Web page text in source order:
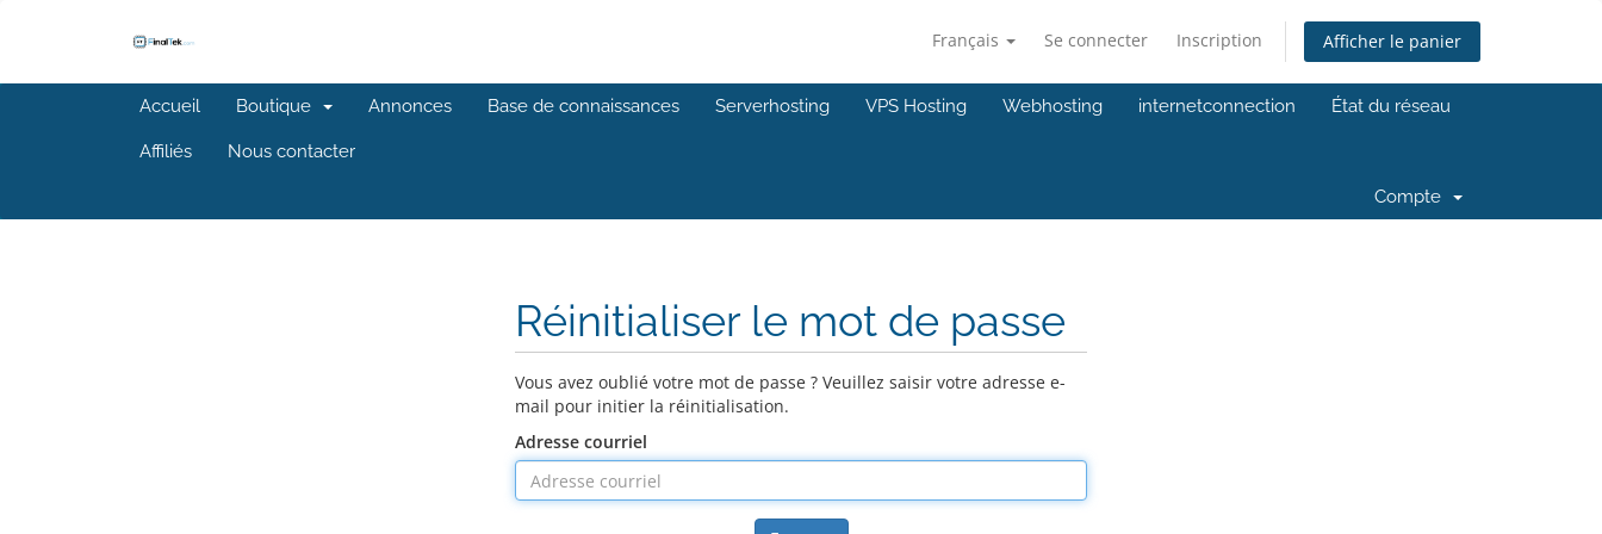
Français Se connecter Inscription Afficher le panier
Accueil Boutique Annonces Base de connaissances Serverhosting VPS Hosting Webhosting internetconnection État du réseau
Affiliés Nous contacter
Compte
Réinitialiser le mot de passe
Vous avez oublié votre mot de passe ? Veuillez saisir votre adresse e-
mail pour initier la réinitialisation.
Adresse courriel